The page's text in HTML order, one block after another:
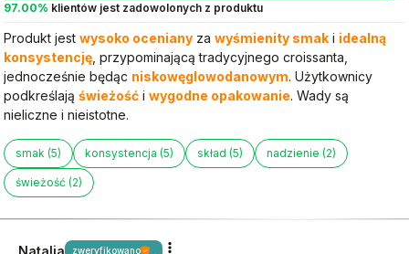
97.00% klientów jest zadowolonych z produktu
Produkt jest wysoko oceniany za wyśmienity smak i idealną
konsystencję , przypominającą tradycyjnego croissanta,
jednocześnie będąc niskowęglowodanowym. Użytkownicy
podkreślają świeżość i wygodne opakowanie. Wady są
nieliczne i nieistotne.
smak (5) konsystencja (5) skład (5) nadzienie (2)
świeżość (2)
Natalia zweryfikowano